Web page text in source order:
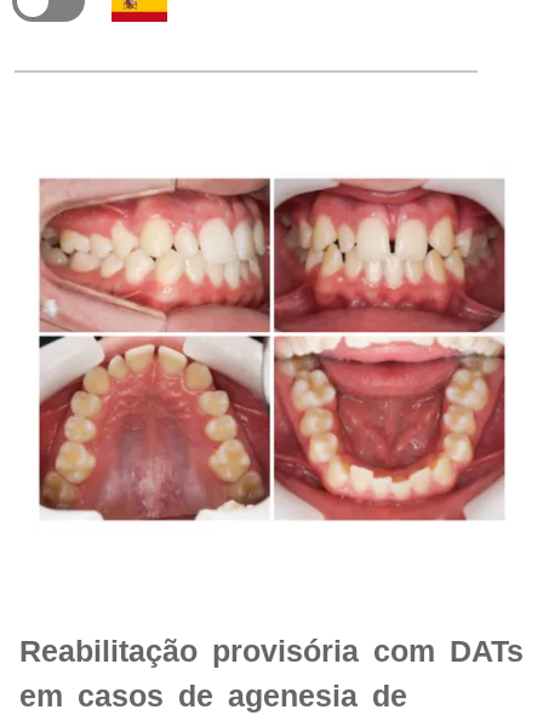
Reabilitação provisória com DATs
em casos de agenesia de